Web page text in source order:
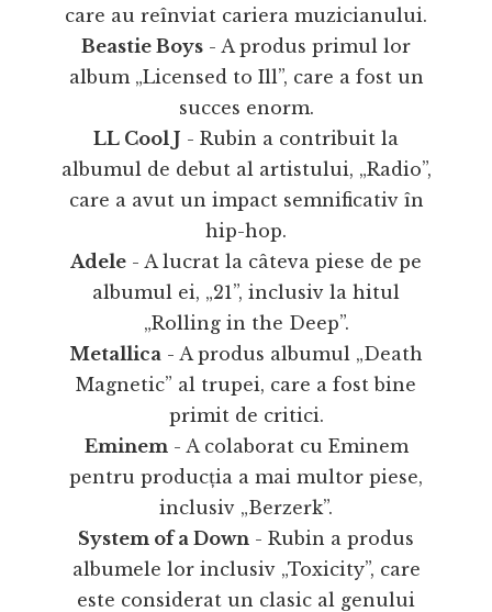
care au reînviat cariera muzicianului.
Beastie Boys - A produs primul lor
album „Licensed to Ill”, care a fost un
succes enorm.
LL Cool J - Rubin a contribuit la
albumul de debut al artistului, „Radio”,
care a avut un impact semnificativ în
hip-hop.
Adele - A lucrat la câteva piese de pe
albumul ei, „21”, inclusiv la hitul
„Rolling in the Deep”.
Metallica - A produs albumul „Death
Magnetic” al trupei, care a fost bine
primit de critici.
Eminem - A colaborat cu Eminem
pentru producția a mai multor piese,
inclusiv „Berzerk”.
System of a Down - Rubin a produs
albumele lor inclusiv „Toxicity”, care
este considerat un clasic al genului